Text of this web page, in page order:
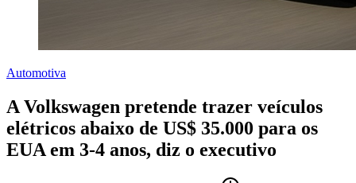
Automotiva
A Volkswagen pretende trazer veículos
elétricos abaixo de US$ 35.000 para os
EUA em 3-4 anos, diz o executivo